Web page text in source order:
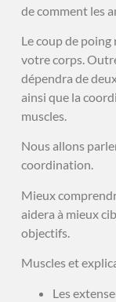
de comment les
Le coup de
votre corps.
dépendra de
ainsi que la
muscles.
Nous allons
coordination.
Mieux
aidera à mieux
objectifs.
Muscles et
Les